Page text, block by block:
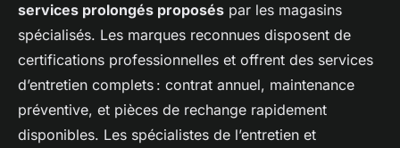
services prolongés proposés par les magasins
spécialisés. Les marques reconnues disposent de
certifications professionnelles et offrent des services
d’entretien complets : contrat annuel, maintenance
préventive, et pièces de rechange rapidement
disponibles. Les spécialistes de l’entretien et